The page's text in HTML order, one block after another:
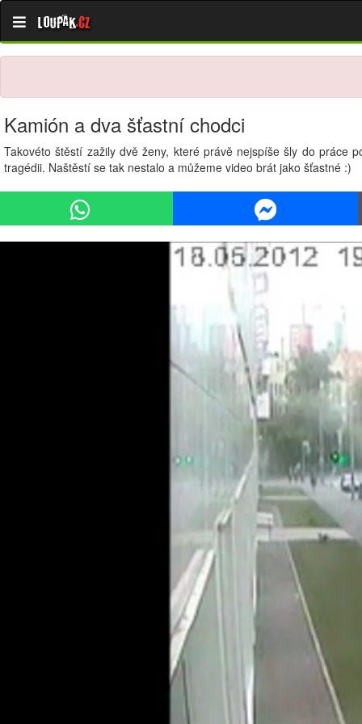
Loupak.cz
Kamión a dva šťastní chodci
Takovéto štěstí zažily dvě ženy, které právě nejspíše šly do práce
tragédii. Naštěstí se tak nestalo a můžeme video brát jako šťastné :)